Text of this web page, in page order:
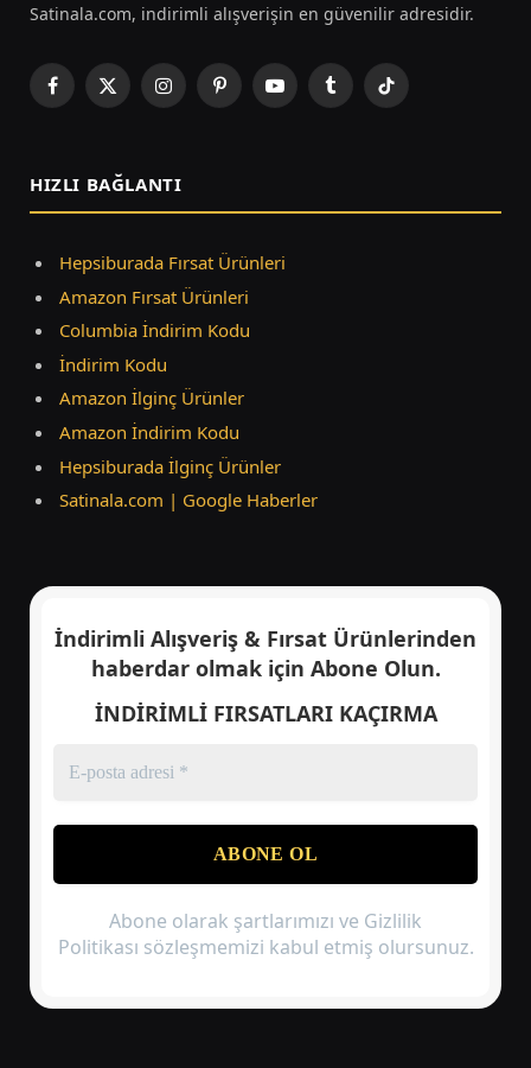
Satinala.com, indirimli alışverişin en güvenilir adresidir.
Facebook
X
InstagramPinterestYouTubeTumblrTikTok
HIZLI BAĞLANTI
Hepsiburada Fırsat Ürünleri
Amazon Fırsat Ürünleri
Columbia İndirim Kodu
İndirim Kodu
Amazon İlginç Ürünler
Amazon İndirim Kodu
Hepsiburada İlginç Ürünler
Satinala.com | Google Haberler
İndirimli Alışveriş & Fırsat Ürünlerinden
haberdar olmak için Abone Olun.
İNDİRİMLİ FIRSATLARI KAÇIRMA
Abone olarak şartlarımızı ve Gizlilik
Politikası sözleşmemizi kabul etmiş olursunuz.